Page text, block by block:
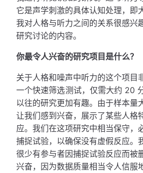
它是声学刺激的具体认知处理，即
我对人格与听力之间的关系很感兴
研究讨论的内容。
你最令人兴奋的研究项目是什么？
关于人格和噪声中听力的这个项目
一个快速筛选测试，仅需大约 20
以往的研究更加有趣。由于样本量
让我们感到兴奋，展示了某些人格
应。我们在这项研究中相当保守，
捕捉试验，以确保没有虚假反应。
很少有参与者因捕捉试验反应而被
兴奋，因为数据质量相当令人信服